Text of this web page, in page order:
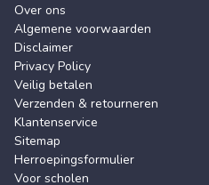
Over ons
Algemene voorwaarden
Disclaimer
Privacy Policy
Veilig betalen
Verzenden & retourneren
Klantenservice
Sitemap
Herroepingsformulier
Voor scholen